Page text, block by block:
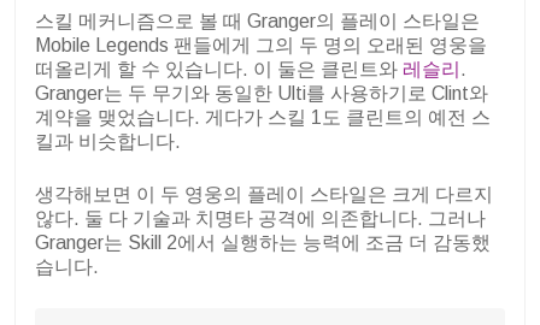
스킬 메커니즘으로 볼 때 Granger의 플레이 스타일은
Mobile Legends 팬들에게 그의 두 명의 오래된 영웅을
떠올리게 할 수 있습니다. 이 둘은 클린트와 레슬리 .
Granger는 두 무기와 동일한 Ulti를 사용하기로 Clint와
계약을 맺었습니다. 게다가 스킬 1도 클린트의 예전 스
킬과 비슷합니다.
생각해보면 이 두 영웅의 플레이 스타일은 크게 다르지
않다. 둘 다 기술과 치명타 공격에 의존합니다. 그러나
Granger는 Skill 2에서 실행하는 능력에 조금 더 감동했
습니다.